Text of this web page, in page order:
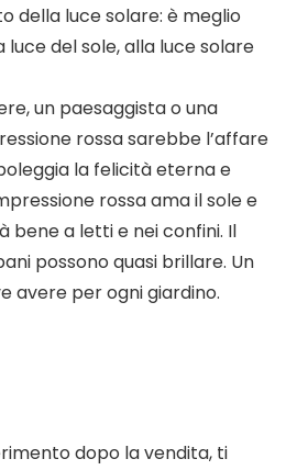
della luce solare: è meglio
del sole, alla luce solare
un paesaggista o una
rossa sarebbe l’affare
la felicità eterna e
rossa ama il sole e
bene a letti e nei confini. Il
possono quasi brillare. Un
avere per ogni giardino.
dopo la vendita, ti